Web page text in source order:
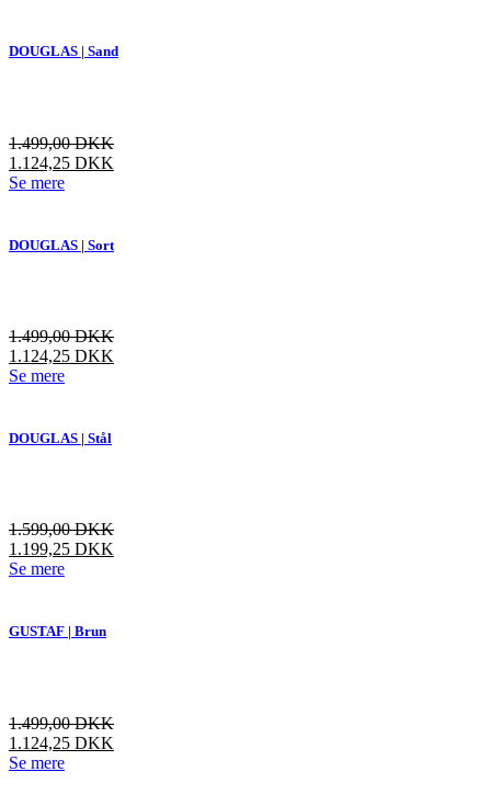
flere
på
varesiden
DOUGLAS | Sand
1.499,00DKK
1.124,25 DKK
Se mereDette
flere
på
varesiden
DOUGLAS | Sort
1.499,00DKK
1.124,25 DKK
Se mereDette
flere
på
varesiden
DOUGLAS | Stål
1.599,00DKK
1.199,25 DKK
Se mereDette
flere
på
varesiden
GUSTAF | Brun
1.499,00DKK
1.124,25 DKK
Se mereDette